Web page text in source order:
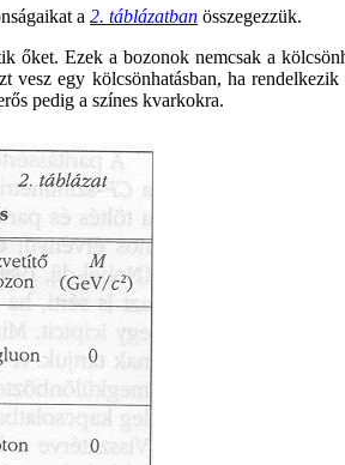
a 2. táblázatban összegezzük.
Ezek a bozonok nemcsak a
egy kölcsönhatásban, ha rendelkezik
pedig a színes kvarkokra.